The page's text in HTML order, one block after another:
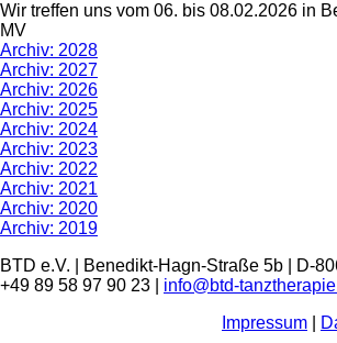
Wir treffen uns vom 06. bis 08.02.2026 in
MV
Archiv: 2028
Archiv: 2027
Archiv: 2026
Archiv: 2025
Archiv: 2024
Archiv: 2023
Archiv: 2022
Archiv: 2021
Archiv: 2020
Archiv: 2019
BTD e.V. | Benedikt-Hagn-Straße 5b | D-
+49 89 58 97 90 23 | info@btd-
Impressum